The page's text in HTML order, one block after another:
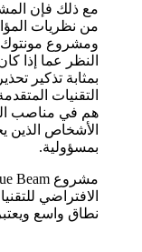
مع ذلك فإن
ومشروع مونتوك
بمثابة تذكير
التقنيات
هم في مناصب
الأشخاص الذين
بمسؤولية.
الافتراضي
نطاق واسع